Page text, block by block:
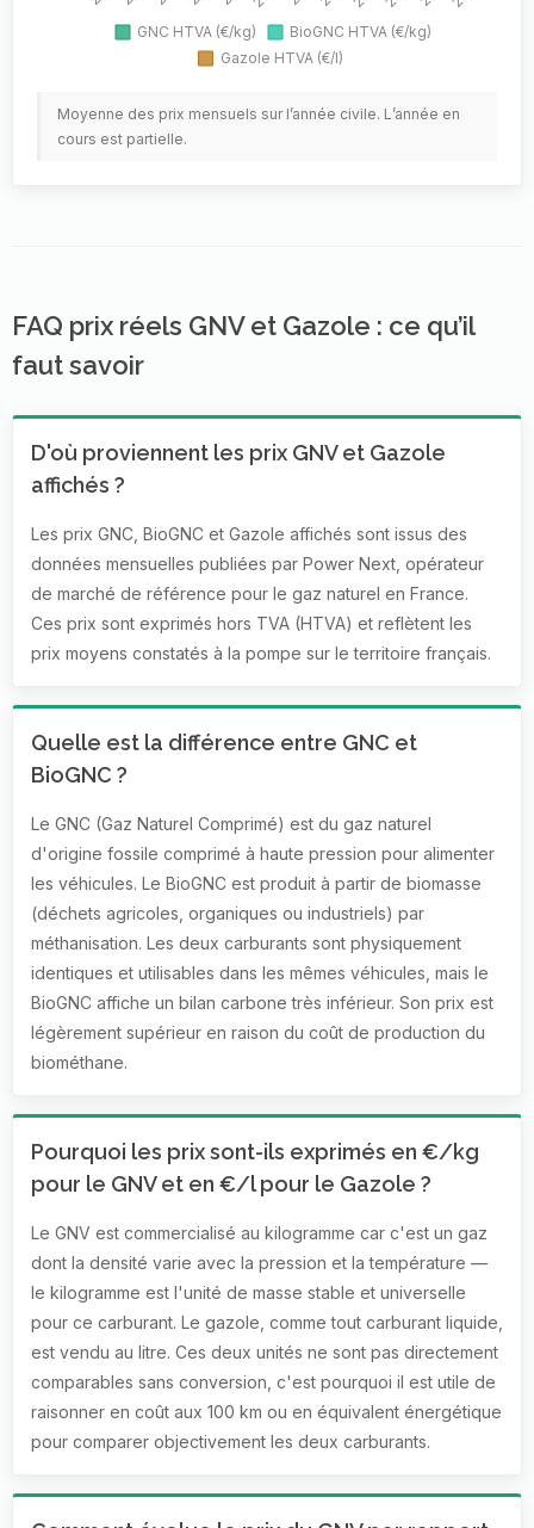
Moyenne des prix mensuels sur l’année civile. L’année en
cours est partielle.
FAQ prix réels GNV et Gazole : ce qu’il
faut savoir
D'où proviennent les prix GNV et Gazole
affichés ?
Les prix GNC, BioGNC et Gazole affichés sont issus des
données mensuelles publiées par Power Next, opérateur
de marché de référence pour le gaz naturel en France.
Ces prix sont exprimés hors TVA (HTVA) et reflètent les
prix moyens constatés à la pompe sur le territoire français.
Quelle est la différence entre GNC et
BioGNC ?
Le GNC (Gaz Naturel Comprimé) est du gaz naturel
d'origine fossile comprimé à haute pression pour alimenter
les véhicules. Le BioGNC est produit à partir de biomasse
(déchets agricoles, organiques ou industriels) par
méthanisation. Les deux carburants sont physiquement
identiques et utilisables dans les mêmes véhicules, mais le
BioGNC affiche un bilan carbone très inférieur. Son prix est
légèrement supérieur en raison du coût de production du
biométhane.
Pourquoi les prix sont-ils exprimés en €/kg
pour le GNV et en €/l pour le Gazole ?
Le GNV est commercialisé au kilogramme car c'est un gaz
dont la densité varie avec la pression et la température —
le kilogramme est l'unité de masse stable et universelle
pour ce carburant. Le gazole, comme tout carburant liquide,
est vendu au litre. Ces deux unités ne sont pas directement
comparables sans conversion, c'est pourquoi il est utile de
raisonner en coût aux 100 km ou en équivalent énergétique
pour comparer objectivement les deux carburants.